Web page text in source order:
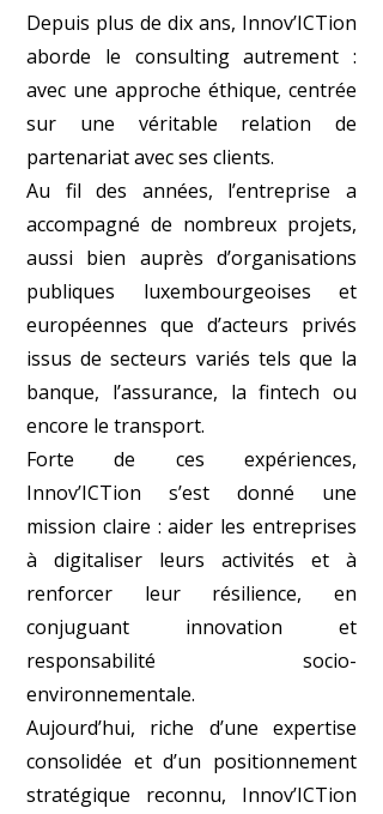
Depuis plus de dix ans, Innov’ICTion
aborde le consulting autrement :
avec une approche éthique, centrée
sur une véritable relation de
partenariat avec ses clients.
Au fil des années, l’entreprise a
accompagné de nombreux projets,
aussi bien auprès d’organisations
publiques luxembourgeoises et
européennes que d’acteurs privés
issus de secteurs variés tels que la
banque, l’assurance, la fintech ou
encore le transport.
Forte de ces expériences,
Innov’ICTion s’est donné une
mission claire : aider les entreprises
à digitaliser leurs activités et à
renforcer leur résilience, en
conjuguant innovation et
responsabilité socio-
environnementale.
Aujourd’hui, riche d’une expertise
consolidée et d’un positionnement
stratégique reconnu, Innov’ICTion